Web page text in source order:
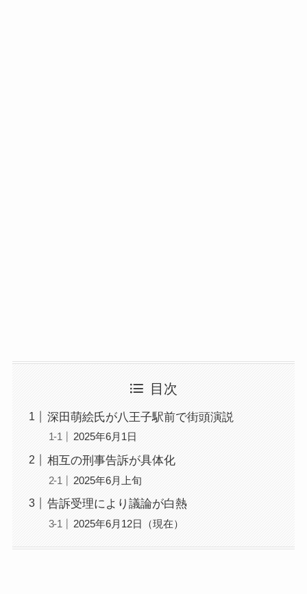
目次
深田萌絵氏が八王子駅前で街頭演説
2025年6月1日
相互の刑事告訴が具体化
2025年6月上旬
告訴受理により議論が白熱
2025年6月12日（現在）